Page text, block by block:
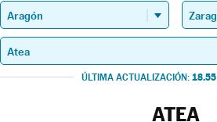
ÚLTIMA ACTUALIZACIÓN: 18.55
ATEA